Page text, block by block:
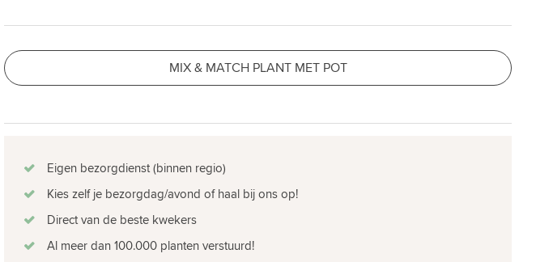
MIX & MATCH PLANT MET POT
Eigen bezorgdienst (binnen regio)
Kies zelf je bezorgdag/avond of haal bij ons op!
Direct van de beste kwekers
Al meer dan 100.000 planten verstuurd!